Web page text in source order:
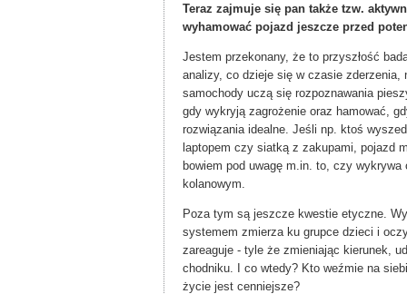
Teraz zajmuje się pan także tzw.
wyhamować pojazd jeszcze przed
Jestem przekonany, że to przyszłość
analizy, co dzieje się w czasie
samochody uczą się rozpoznawania
gdy wykryją zagrożenie oraz hamować,
rozwiązania idealne. Jeśli np. ktoś
laptopem czy siatką z zakupami, pojazd
bowiem pod uwagę m.in. to, czy
kolanowym.
Poza tym są jeszcze kwestie etyczne.
systemem zmierza ku grupce dzieci i
zareaguje - tyle że zmieniając kierunek,
chodniku. I co wtedy? Kto weźmie na
życie jest cenniejsze?